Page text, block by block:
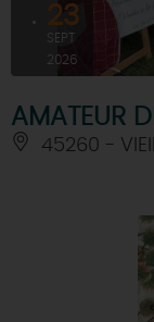
23
SEPT
2026
AMATEUR
45260 -